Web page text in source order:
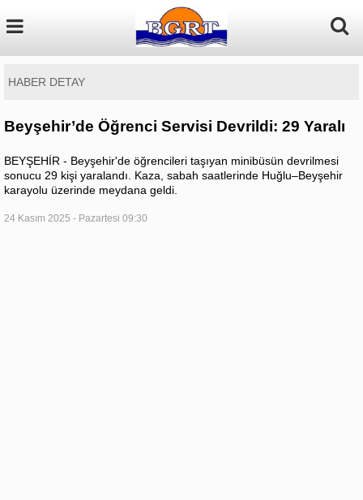
HABER DETAY
Beyşehir’de Öğrenci Servisi Devrildi: 29 Yaralı
BEYŞEHİR - Beyşehir'de öğrencileri taşıyan minibüsün devrilmesi
sonucu 29 kişi yaralandı. Kaza, sabah saatlerinde Huğlu–Beyşehir
karayolu üzerinde meydana geldi.
24 Kasım 2025 - Pazartesi 09:30